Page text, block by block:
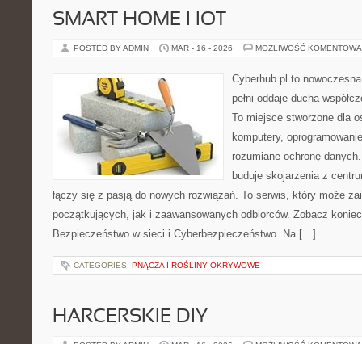
SMART HOME I IOT
POSTED BY ADMIN MAR - 16 - 2026 MOŻLIWOŚĆ
Cyberhub.pl to
pełni oddaje ducha
To miejsce stworzone dla
komputery,
rozumiane ochronę
buduje skojarzenia z
łączy się z pasją do nowych rozwiązań. To serwis, który może
początkujących, jak i zaawansowanych odbiorców. Zobacz
Bezpieczeństwo w sieci i Cyberbezpieczeństwo. Na […]
CATEGORIES: PNĄCZA I ROŚLINY OKRYWOWE
HARCERSKIE DIY